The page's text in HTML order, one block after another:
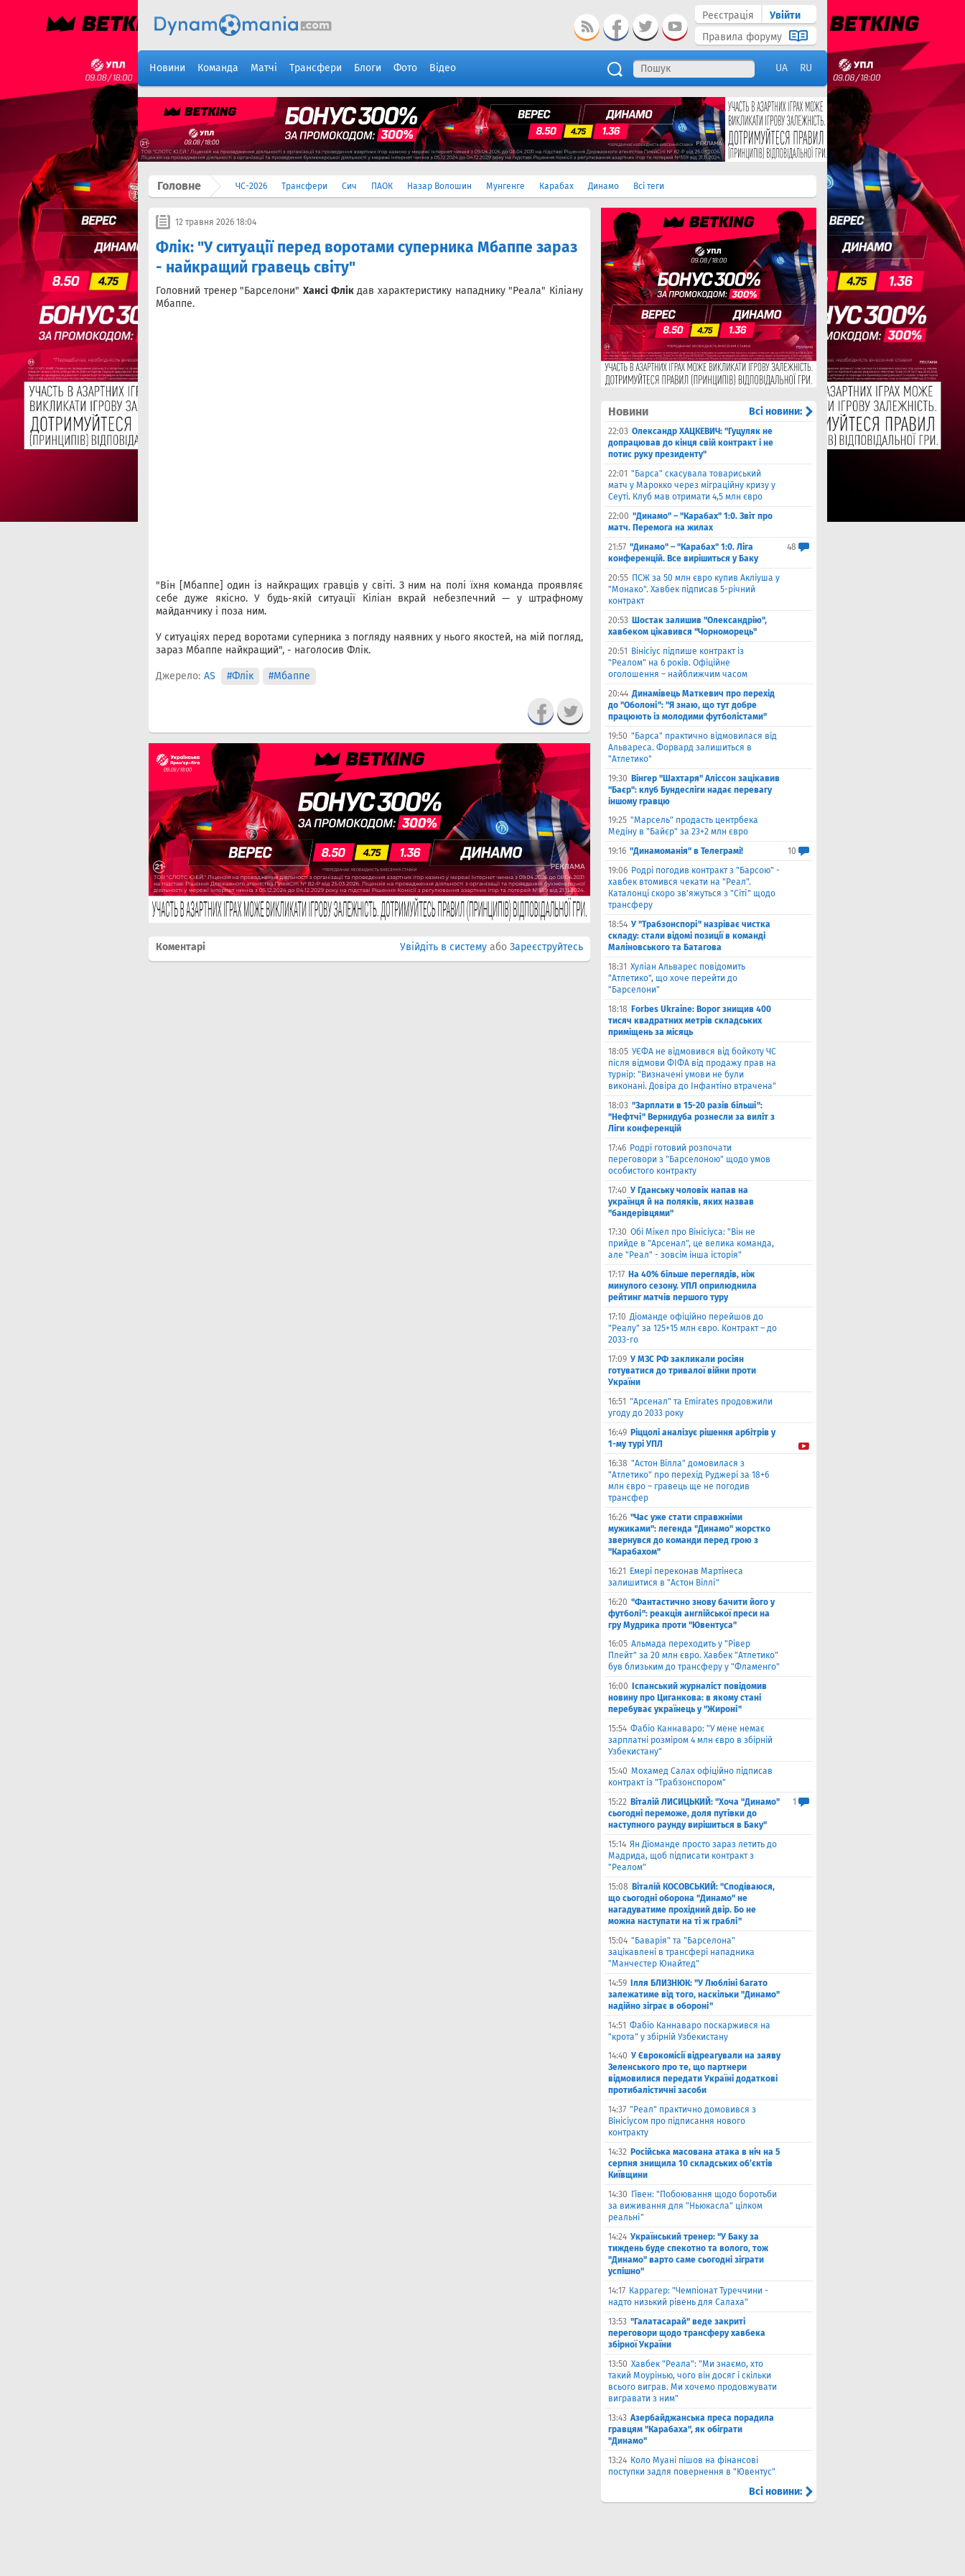
Реєстрація
Увійти
Правила форуму
Новини Команда Матчі Трансфери Блоги Фото Відео UA RU
Головне ЧС-2026 Трансфери Сич ПАОК Назар Волошин Мунгенге Карабах Динамо Всі теги
12 травня 2026 18:04
Флік: "У ситуації перед воротами суперника Мбаппе зараз
- найкращий гравець світу"
Головний тренер "Барселони" Хансі Флікдав характеристику нападнику "Реала" Кіліану
Мбаппе.
"Він [Мбаппе] один із найкращих гравців у світі. З ним на полі їхня команда проявляє
себе дуже якісно. У будь-якій ситуації Кіліан вкрай небезпечний — у штрафному
майданчику і поза ним.
У ситуаціях перед воротами суперника з погляду наявних у нього якостей, на мій погляд,
зараз Мбаппе найкращий", - наголосив Флік.
Джерело: AS #Флік #Мбаппе
Коментарі Увійдіть в систему або Зареєструйтесь
Новини Всі новини:
22:03 Олександр ХАЦКЕВИЧ: "Гуцуляк не
допрацював до кінця свій контракт і не
потис руку президенту"
22:01 "Барса" скасувала товариський
матч у Марокко через міграційну кризу у
Сеуті. Клуб мав отримати 4,5 млн євро
22:00 "Динамо" – "Карабах" 1:0. Звіт про
матч. Перемога на жилах
21:57 "Динамо" – "Карабах" 1:0. Ліга
конференцій. Все вирішиться у Баку
48
20:55 ПСЖ за 50 млн євро купив Акліуша у
"Монако". Хавбек підписав 5-річний
контракт
20:53 Шостак залишив "Олександрію",
хавбеком цікавився "Чорноморець"
20:51
Вінісіус підпише контракт із
"Реалом" на 6 років. Офіційне
оголошення – найближчим часом
20:44 Динамівець Маткевич про перехід
до "Оболоні": "Я знаю, що тут добре
працюють із молодими футболістами"
19:50 "Барса" практично відмовилася від
Альвареса. Форвард залишиться в
"Атлетико"
19:30 Вінгер "Шахтаря" Аліссон зацікавив
"Баєр": клуб Бундесліги надає перевагу
іншому гравцю
19:25 "Марсель" продасть центрбека
Медіну в "Байєр" за 23+2 млн євро
19:16 "Динамоманія" в Телеграмі!
10
19:06 Родрі погодив контракт з "Барсою" -
хавбек втомився чекати на "Реал".
Каталонці скоро зв'яжуться з "Сіті" щодо
трансферу
18:54 У "Трабзонспорі" назріває чистка
складу: стали відомі позиції в команді
Малiновського та Батагова
18:31 Хуліан Альварес повідомить
"Атлетико", що хоче перейти до
"Барселони"
18:18 Forbes Ukraine: Ворог знищив 400
тисяч квадратних метрів складських
приміщень за місяць
18:05 УЄФА не відмовився від бойкоту ЧС
після відмови ФІФА від продажу прав на
турнір: "Визначені умови не були
виконані. Довіра до Інфантіно втрачена"
18:03 "Зарплати в 15-20 разів більші":
"Нефтчі" Вернидуба рознесли за виліт з
Ліги конференцій
17:46 Родрі готовий розпочати
переговори з "Барселоною" щодо умов
особистого контракту
17:40 У Гданську чоловік напав на
українця й на поляків, яких назвав
"бандерівцями"
17:30 Обі Мікел про Вінісіуса: "Він не
прийде в "Арсенал", це велика команда,
але "Реал" - зовсім інша історія"
17:17 На 40% більше переглядів, ніж
минулого сезону. УПЛ оприлюднила
рейтинг матчів першого туру
17:10 Діоманде офіційно перейшов до
"Реалу" за 125+15 млн євро. Контракт – до
2033-го
17:09 У МЗС РФ закликали росіян
готуватися до тривалої війни проти
України
16:51 "Арсенал" та Emirates продовжили
угоду до 2033 року
16:49 Ріццолі аналізує рішення арбітрів у
1-му турі УПЛ
16:38 "Астон Вілла" домовилася з
"Атлетико" про перехід Руджері за 18+6
млн євро – гравець ще не погодив
трансфер
16:26 "Час уже стати справжніми
мужиками": легенда "Динамо" жорстко
звернувся до команди перед грою з
"Карабахом"
16:21
Емері переконав Мартінеса
залишитися в "Астон Віллі"
16:20 "Фантастично знову бачити його у
футболі": реакція англійської преси на
гру Мудрика проти "Ювентуса"
16:05 Альмада переходить у "Рівер
Плейт" за 20 млн євро. Хавбек "Атлетико"
був близьким до трансферу у "Фламенго"
16:00
Іспанський журналіст повідомив
новину про Циганкова: в якому стані
перебуває українець у "Жироні"
15:54 Фабіо Каннаваро: "У мене немає
зарплатні розміром 4 млн євро в збірній
Узбекистану"
15:40 Мохамед Салах офіційно підписав
контракт із "Трабзонспором"
15:22 Віталій ЛИСИЦЬКИЙ: "Хоча "Динамо"
сьогодні переможе, доля путівки до
наступного раунду вирішиться в Баку"
1
15:14 Ян Діоманде просто зараз летить до
Мадрида, щоб підписати контракт з
"Реалом"
15:08 Віталій КОСОВСЬКИЙ: "Сподіваюся,
що сьогодні оборона "Динамо" не
нагадуватиме прохідний двір. Бо не
можна наступати на ті ж граблі"
15:04 "Баварія" та "Барселона"
зацікавлені в трансфері нападника
"Манчестер Юнайтед"
14:59
Ілля БЛИЗНЮК: "У Любліні багато
залежатиме від того, наскільки "Динамо"
надійно зіграє в обороні"
14:51 Фабіо Каннаваро поскаржився на
"крота" у збірній Узбекистану
14:40 У Єврокомісії відреагували на заяву
Зеленського про те, що партнери
відмовилися передати Україні додаткові
протибалістичні засоби
14:37 "Реал" практично домовився з
Вінісіусом про підписання нового
контракту
14:32 Російська масована атака в ніч на 5
серпня знищила 10 складських об’єктів
Київщини
14:30 Гівен: "Побоювання щодо боротьби
за виживання для "Ньюкасла" цілком
реальні"
14:24 Український тренер: "У Баку за
тиждень буде спекотно та волого, тож
"Динамо" варто саме сьогодні зіграти
успішно"
14:17 Каррагер: "Чемпіонат Туреччини -
надто низький рівень для Салаха"
13:53 "Галатасарай" веде закриті
переговори щодо трансферу хавбека
збірної України
13:50 Хавбек "Реала": "Ми знаємо, хто
такий Моурінью, чого він досяг і скільки
всього виграв. Ми хочемо продовжувати
вигравати з ним"
13:43 Азербайджанська преса порадила
гравцям "Карабаха", як обіграти
"Динамо"
13:24 Коло Муані пішов на фінансові
поступки задля повернення в "Ювентус"
Всі новини: